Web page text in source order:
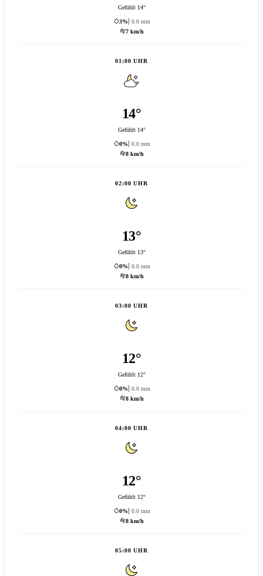
Gefühlt 14°
3%
0.0 mm
7 km/h
01:00 UHR
14°
Gefühlt 14°
0%
0.0 mm
8 km/h
02:00 UHR
13°
Gefühlt 13°
0%
0.0 mm
8 km/h
03:00 UHR
12°
Gefühlt 12°
0%
0.0 mm
8 km/h
04:00 UHR
12°
Gefühlt 12°
0%
0.0 mm
8 km/h
05:00 UHR